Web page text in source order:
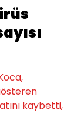
kaybetti,